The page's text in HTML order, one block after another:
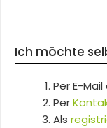
Ich möchte
Per E-Mail
Per
Als